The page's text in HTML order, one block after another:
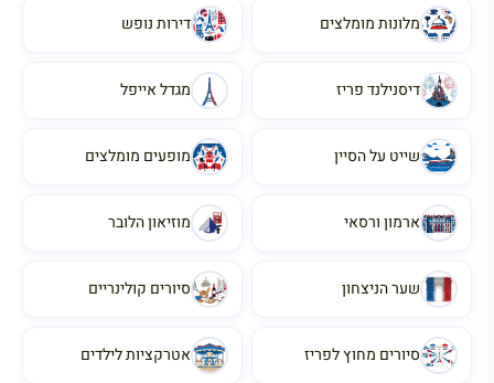
מלונות מומלצים דירות נופש
דיסנילנד פריז מגדל אייפל
שייט על הסיין מופעים מומלצים
ארמון ורסאי מוזיאון הלובר
שער הניצחון סיורים קולינריים
סיורים מחוץ לפריז אטרקציות לילדים